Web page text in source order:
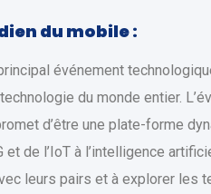
du mobile :
événement
du monde entier.
d’être une plate-forme
de l’IoT à l’intelligence
leurs pairs et à explorer les